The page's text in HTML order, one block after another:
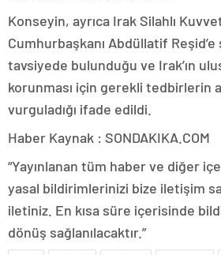
Konseyin, ayrıca Irak Silahlı
Cumhurbaşkanı Abdüllatif
tavsiyede bulunduğu ve Irak’ın
korunması için gerekli tedbirlerin
vurguladığı ifade edildi.
Haber Kaynak : SONDAKIKA.COM
“Yayınlanan tüm haber ve diğer
yasal bildirimlerinizi bize iletişim
iletiniz. En kısa süre içerisinde
dönüş sağlanılacaktır.”